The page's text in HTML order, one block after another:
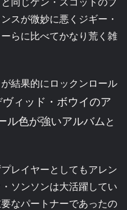
スが微妙に悪くジギー・
らに比べてかなり荒く雑
結果的にロックンロール
ヴィッド・ボウイのア
ル色が強いアルバムと
レイヤーとしてもアレン
ソンソンは大活躍してい
なパートナーであったの